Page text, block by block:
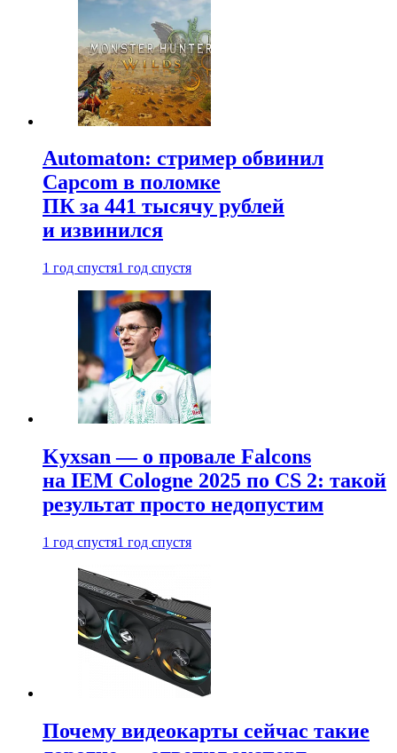
Automaton: стример обвинил
Capcom в поломке
ПК за 441 тысячу рублей
и извинился
1 год спустя1 год спустя
Kyxsan — о провале Falcons
на IEM Cologne 2025 по CS 2: такой
результат просто недопустим
1 год спустя1 год спустя
Почему видеокарты сейчас такие